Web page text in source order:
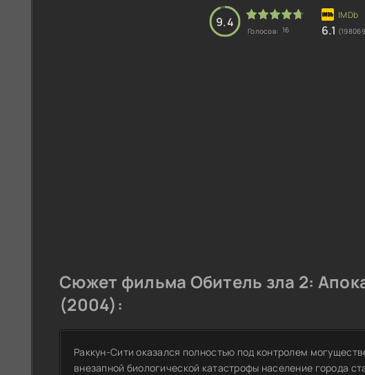
9.4
Голосов: 16 6.1
Сюжет фильма Обитель зла 2:
(2004):
Раккун-Сити оказался полностью под контролем
внезапной биологической катастрофы население города